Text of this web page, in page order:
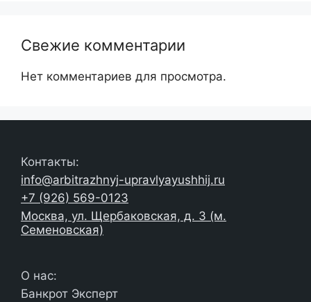
Свежие комментарии
Нет комментариев для просмотра.
Контакты:
info@arbitrazhnyj-upravlyayushhij.ru
+7 (926) 569-0123
Москва, ул. Щербаковская, д. 3 (м.
Семеновская)
О нас:
Банкрот Эксперт